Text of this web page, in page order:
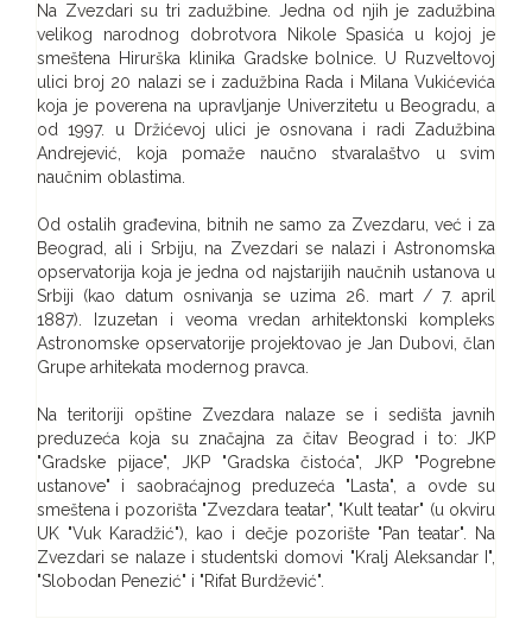
Na Zvezdari su tri zadužbine. Jedna od njih je zadužbina
velikog narodnog dobrotvora Nikole Spasića u kojoj je
smeštena Hirurška klinika Gradske bolnice. U Ruzveltovoj
ulici broj 20 nalazi se i zadužbina Rada i Milana Vukićevića
koja je poverena na upravljanje Univerzitetu u Beogradu, a
od 1997. u Držićevoj ulici je osnovana i radi Zadužbina
Andrejević, koja pomaže naučno stvaralaštvo u svim
naučnim oblastima.
Od ostalih građevina, bitnih ne samo za Zvezdaru, već i za
Beograd, ali i Srbiju, na Zvezdari se nalazi i Astronomska
opservatorija koja je jedna od najstarijih naučnih ustanova u
Srbiji (kao datum osnivanja se uzima 26. mart / 7. april
1887). Izuzetan i veoma vredan arhitektonski kompleks
Astronomske opservatorije projektovao je Jan Dubovi, član
Grupe arhitekata modernog pravca.
Na teritoriji opštine Zvezdara nalaze se i sedišta javnih
preduzeća koja su značajna za čitav Beograd i to: JKP
"Gradske pijace", JKP "Gradska čistoća", JKP "Pogrebne
ustanove" i saobraćajnog preduzeća "Lasta", a ovde su
smeštena i pozorišta "Zvezdara teatar", "Kult teatar" (u okviru
UK "Vuk Karadžić"), kao i dečje pozorište "Pan teatar". Na
Zvezdari se nalaze i studentski domovi "Kralj Aleksandar I",
"Slobodan Penezić" i "Rifat Burdžević".